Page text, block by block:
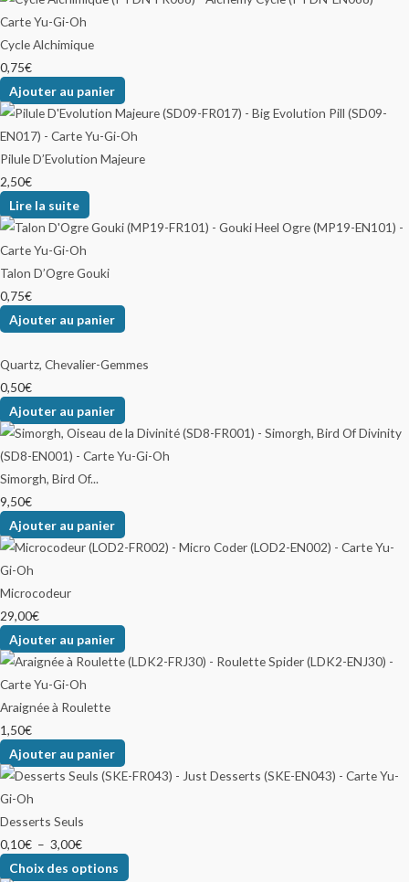
Cycle Alchimique
0,75€
Ajouter au panier
Pilule D’Evolution Majeure
2,50€
Lire la suite
Talon D’Ogre Gouki
0,75€
Ajouter au panier
Quartz, Chevalier-Gemmes
0,50€
Ajouter au panier
Simorgh, Bird Of...
9,50€
Ajouter au panier
Microcodeur
29,00€
Ajouter au panier
Araignée à Roulette
1,50€
Ajouter au panier
Desserts Seuls
0,10€ – 3,00€
Choix des options